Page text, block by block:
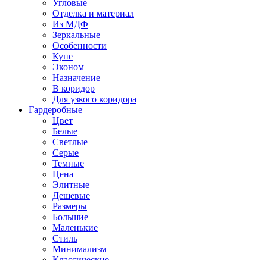
Угловые
Отделка и материал
Из МДФ
Зеркальные
Особенности
Купе
Эконом
Назначение
В коридор
Для узкого коридора
Гардеробные
Цвет
Белые
Светлые
Серые
Темные
Цена
Элитные
Дешевые
Размеры
Большие
Маленькие
Стиль
Минимализм